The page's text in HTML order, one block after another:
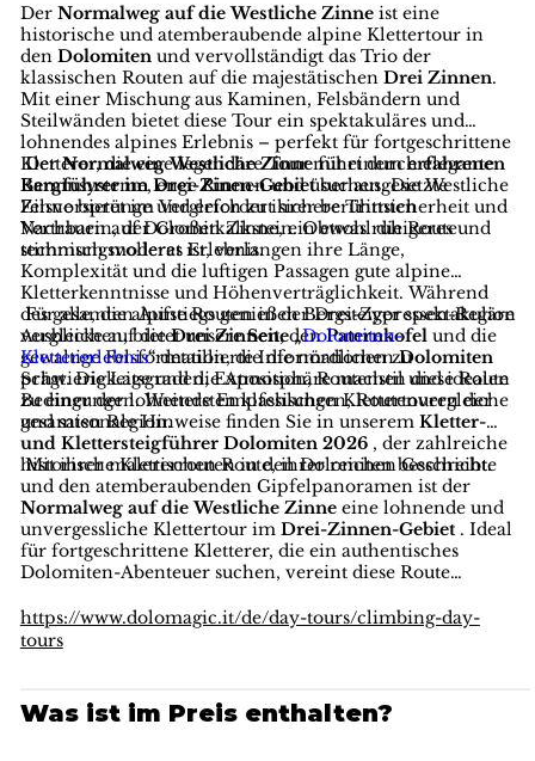
DerNormalweg auf die Westliche Zinne ist eine
historische und atemberaubende alpine Klettertour in
denDolomiten und vervollständigt das Trio der
klassischen Routen auf die majestätischenDrei Zinnen.
Mit einer Mischung aus Kaminen, Felsbändern und
Steilwänden bietet diese Tour ein spektakuläres und
lohnendes alpines Erlebnis – perfekt für fortgeschrittene
Kletterer, die eine legendäre Tour mit einemerfahrenen
Bergführer im Drei-Zinen-Gebietsuchen. Die Westliche
Zinne bietet im Vergleich zu ihrer berühmten
Nachbarin, der Großen Zinne, ein etwas ruhigeres und
stimmungsvolleres Erlebnis.
DerNormalweg Westliche Zinneführt durch elegante
Kaminsysteme, enge Rinnen und über ausgesetzte
Felsvorsprünge und erfordert sichere Trittsicherheit und
Vertrauen auf Dolomitkalkstein. Obwohl die Route
technisch moderat ist, verlangen ihre Länge,
Komplexität und die luftigen Passagen gute alpine
Kletterkenntnisse und Höhenverträglichkeit. Während
des gesamten Aufstiegs genießen Bergsteiger spektakuläre
Ausblicke auf dieDrei Zinnen, denPaternkofel und die
gewaltige Felsformation, die die nördlichenDolomiten
prägt. Die Lage und die Atmosphäre machen diese Route
zu einer der lohnendsten klassischen Klettertouren der
gesamten Region.
Für alle, die alpine Routen in der Drei-Zypressen-Region
vergleichen, bietet unsereSeite „Dolomiten-
Klettererlebnis“detaillierte Informationen zu
Schwierigkeitsgraden, Exposition, Routenstil und idealen
Bedingungen. Weitere Empfehlungen, Routenvergleiche
und saisonale Hinweise finden Sie in unseremKletter-
und Klettersteigführer Dolomiten 2026 , der zahlreiche
historische Kletterrouten in den Dolomiten beschreibt.
Mit ihrer malerischen Route, ihrer reichen Geschichte
und den atemberaubenden Gipfelpanoramen ist der
Normalweg auf die Westliche Zinne eine lohnende und
unvergessliche Klettertour imDrei-Zinnen-Gebiet . Ideal
für fortgeschrittene Kletterer, die ein authentisches
Dolomiten-Abenteuer suchen, vereint diese Route
Weltklasse-Kulisse – eine absolute Pflichtbesteigung für
Liebhaber des klassischen alpinen Kletterns in den
https://www.dolomagic.it/de/day-tours/climbing-day-
tours
Was ist im Preis enthalten?